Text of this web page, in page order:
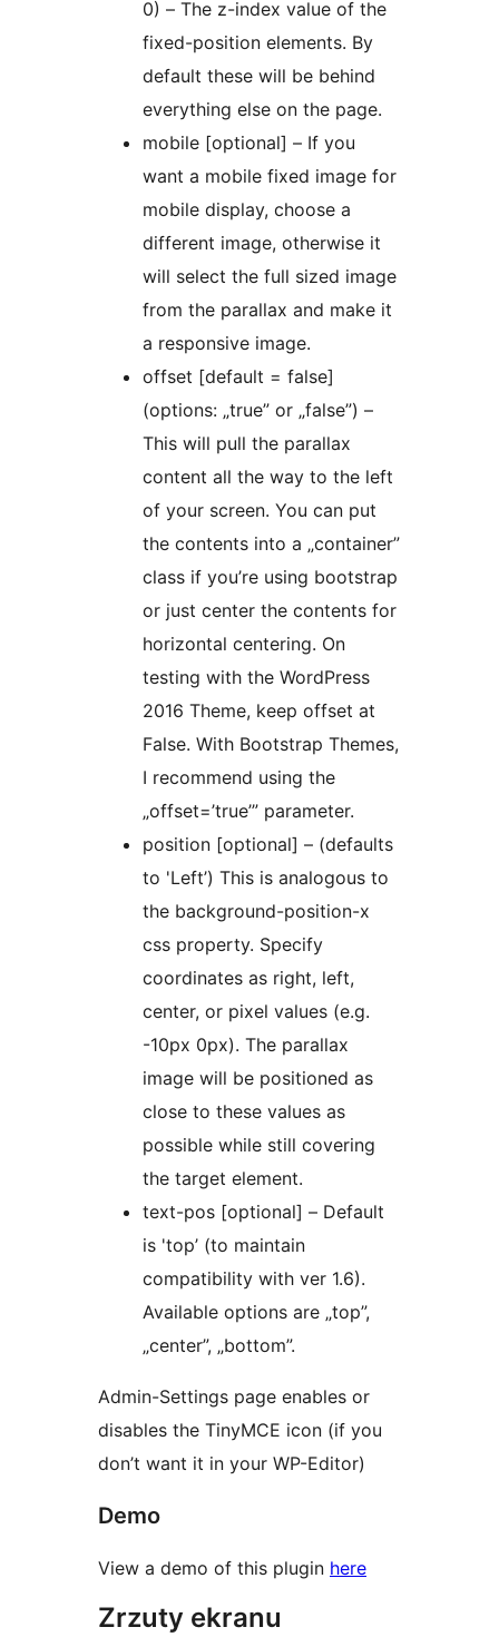
0) – The z-index value of the
fixed-position elements. By
default these will be behind
everything else on the page.
mobile [optional] – If you
want a mobile fixed image for
mobile display, choose a
different image, otherwise it
will select the full sized image
from the parallax and make it
a responsive image.
offset [default = false]
(options: „true” or „false”) –
This will pull the parallax
content all the way to the left
of your screen. You can put
the contents into a „container”
class if you’re using bootstrap
or just center the contents for
horizontal centering. On
testing with the WordPress
2016 Theme, keep offset at
False. With Bootstrap Themes,
I recommend using the
„offset=’true’” parameter.
position [optional] – (defaults
to 'Left’) This is analogous to
the background-position-x
css property. Specify
coordinates as right, left,
center, or pixel values (e.g.
-10px 0px). The parallax
image will be positioned as
close to these values as
possible while still covering
the target element.
text-pos [optional] – Default
is 'top’ (to maintain
compatibility with ver 1.6).
Available options are „top”,
„center”, „bottom”.
Admin-Settings page enables or
disables the TinyMCE icon (if you
don’t want it in your WP-Editor)
Demo
View a demo of this plugin here
Zrzuty ekranu